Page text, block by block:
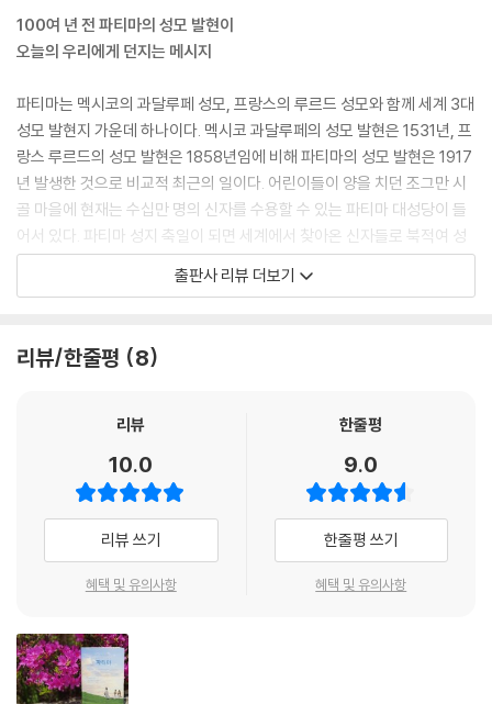
목동 루치아 119
1915년의 신비로운 전조 121
집에서의 시련 128
성모님의 발현 132
루치아의 의심과 유혹 137
히야친타와 프란치스코의 격려 139
루치아 어머니의 의심 144
행정관의 위협 146
루치아 가족의 시련 148
루치아의 첫 번째 영적 지도자 150
고행과 고통 153
키 큰 방문객 160
10월 13일 162
사제들의 질문 164
루치아 학교에 가다 170
루치아와 본당 신부 171
행정 당국의 반대 179
중병에 걸린 루치아의 어머니 184
루치아 아버지의 죽음 186
게 뭐였지?”
“모르겠어요.”
“그것은 마치 침대 홑이불에 싸인 사람 같았어요!”
---「둘째 회고, 2. 발현 1915년의 신비로운 전조」중에서
히야친타와 프란치스코는 전에 그것을 본 적이 없었고 저도 역시 그것에
관해 그들에게 말하지 않았었습니다. 그것이 더 가까이 오자 우리는 그 용
모를 분간할 수가 있었습니다. 그것은 눈보다 더 희고, 태양 빛을 받아 수정
같이 투명하며 대단히 아름다운 14~15세쯤 되어 보이는 젊은 소년이었습
---「둘째 회고, 2. 발현 1916년 천사의 발현」중에서
무슨 일인가 하여 일어나 보니 그 천사가 서 있었습니다. 그는 왼손에 성작
에 무릎을 꿇고 우리에게 다음의 기도를 세 번 되풀이하게 했습니다.
---「둘째 회고, 2. 발현 1916년 천사의 발현」중에서
저를 칭찬하고 성녀라고 생각하는 사람들이 있는가 하면, 또 다른 사람들
은 저에게 욕설을 퍼붓고 위선자, 몽상가, 마술사라고 부르기도 했습니다.
이것은 물이 썩는 것을 방지하고자 물에 소금을 넣으시는 좋으신 주님의
방법인 것입니다.
“히야친타, 무얼 생각하고 있니?”
100여 년 전 파티마의 성모 발현이
오늘의 우리에게 던지는 메시지
파티마는 멕시코의 과달루페 성모, 프랑스의 루르드 성모와 함께 세계 3대
성모 발현지 가운데 하나이다. 멕시코 과달루페의 성모 발현은 1531년, 프
랑스 루르드의 성모 발현은 1858년임에 비해 파티마의 성모 발현은 1917
년 발생한 것으로 비교적 최근의 일이다. 어린이들이 양을 치던 조그만 시
골 마을에 현재는 수십만 명의 신자를 수용할 수 있는 파티마 대성당이 들
어서 있다. 파티마 성지 축일이 되면 세계에서 찾아온 신자들로 북적여 성
당 안에 자리가 부족하다고 한다. 성당 앞에 조성되어 있는 십자가의 길에
서는 절실한 소망을 품고 세계 각지에서 찾아와 무릎으로 걸으며 기도를
가톨릭교회는 성모님께서 처음으로 파티마에 나타나셨던 1917년 5월 13
17년 파티마 성모 발현 100주년을 맞아, 파티마 대성당에서 거행된 기념
란치스코는 성인으로 시성되었다. 그리고 이 책의 저자 루치아 도스 산토
스는 2005년 사망 이후 ‘하느님의 종’으로 선포되어 현재 시성을 위한 교
황청의 심사 단계에 있다. 시성 미사 강론에서 프란치스코 교황은 “동정 성
모님이 여기에 온 것은 우리가 성모님을 볼 수 있도록 하려는 것이 아니었
다.”라고 말하며 “성모님은 하느님의 빛이 우리 안에 살아 있으며 우리를
100년이 흐른 지금, 다시 관심을 받고 있는 파티마의 성모 발현을 신자들
에게 더 쉽고도 생생하게 전하기 위해 가톨릭출판사에서는 1987년 초판
출판사 리뷰 더보기
리뷰/한줄평 8
리뷰
10.0
리뷰 쓰기
혜택 및 유의사항
한줄평
9.0
한줄평 쓰기
혜택 및 유의사항